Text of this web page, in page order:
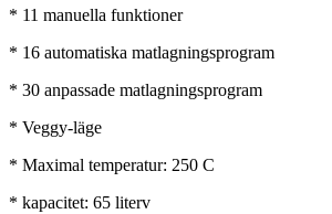
* 11 manuella funktioner
* 16 automatiska matlagningsprogram
* 30 anpassade matlagningsprogram
* Veggy-läge
* Maximal temperatur: 250 C
* kapacitet: 65 literv